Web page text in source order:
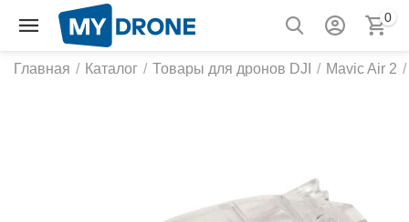
0
Главная / Каталог / Товары для дронов DJI / Mavic Air 2 /